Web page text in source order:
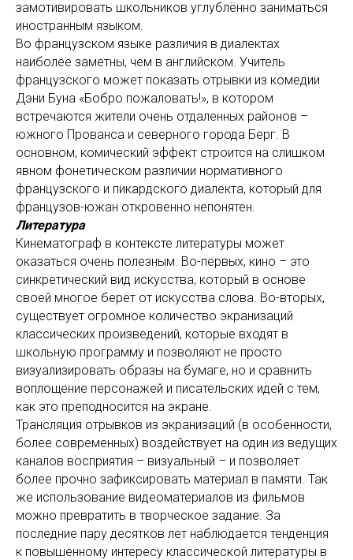
замотивировать школьников углублённо заниматься
иностранным языком.
Во французском языке различия в диалектах
наиболее заметны, чем в английском. Учитель
французского может показать отрывки из комедии
Дэни Буна «Бобро пожаловать!», в котором
встречаются жители очень отдаленных районов –
южного Прованса и северного города Берг. В
основном, комический эффект строится на слишком
явном фонетическом различии нормативного
французского и пикардского диалекта, который для
французов-южан откровенно непонятен.
Литература
Кинематограф в контексте литературы может
оказаться очень полезным. Во-первых, кино – это
синкретический вид искусства, который в основе
своей многое берёт от искусства слова. Во-вторых,
существует огромное количество экранизаций
классических произведений, которые входят в
школьную программу и позволяют не просто
визуализировать образы на бумаге, но и сравнить
воплощение персонажей и писательских идей с тем,
как это преподносится на экране.
Трансляция отрывков из экранизаций (в особенности,
более современных) воздействует на один из ведущих
каналов восприятия – визуальный – и позволяет
более прочно зафиксировать материал в памяти. Так
же использование видеоматериалов из фильмов
можно превратить в творческое задание. За
последние пару десятков лет наблюдается тенденция
к повышенному интересу классической литературы в